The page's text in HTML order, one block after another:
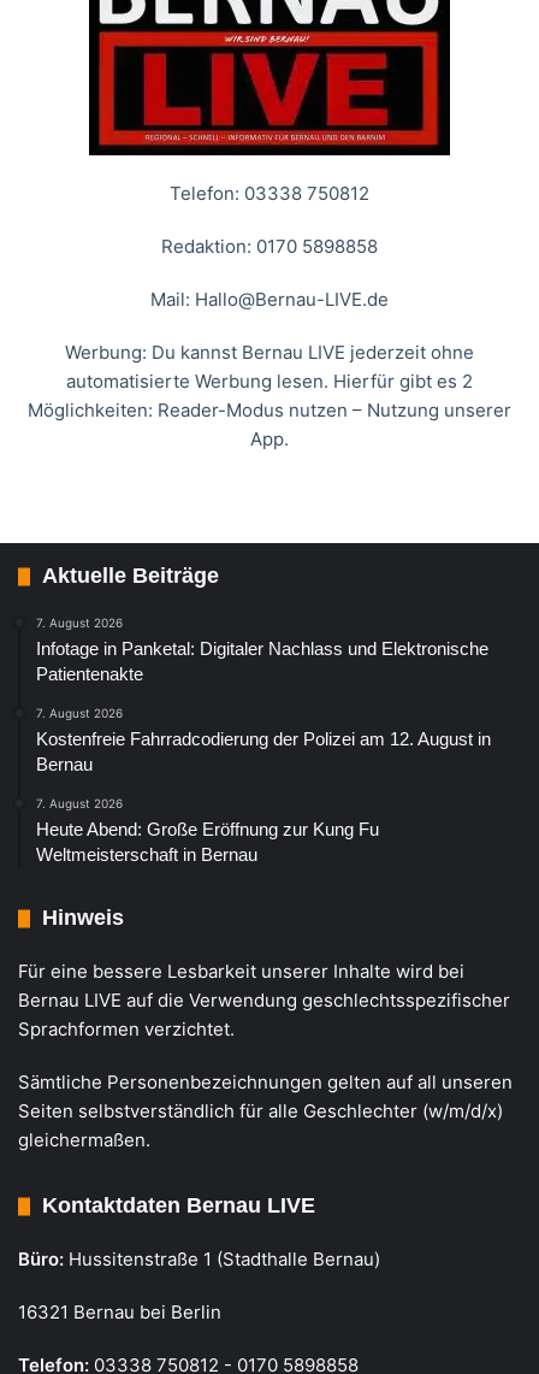
Telefon: 03338 750812
Redaktion: 0170 5898858
Mail: Hallo@Bernau-LIVE.de
Werbung: Du kannst Bernau LIVE jederzeit ohne
automatisierte Werbung lesen. Hierfür gibt es 2
Möglichkeiten: Reader-Modus nutzen – Nutzung unserer
App.
Aktuelle Beiträge
7. August 2026
Infotage in Panketal: Digitaler Nachlass und Elektronische
Patientenakte
7. August 2026
Kostenfreie Fahrradcodierung der Polizei am 12. August in
Bernau
7. August 2026
Heute Abend: Große Eröffnung zur Kung Fu
Weltmeisterschaft in Bernau
Hinweis
Für eine bessere Lesbarkeit unserer Inhalte wird bei
Bernau LIVE auf die Verwendung geschlechtsspezifischer
Sprachformen verzichtet.
Sämtliche Personenbezeichnungen gelten auf all unseren
Seiten selbstverständlich für alle Geschlechter (w/m/d/x)
gleichermaßen.
Kontaktdaten Bernau LIVE
Büro: Hussitenstraße 1 (Stadthalle Bernau)
16321 Bernau bei Berlin
Telefon: 03338 750812 - 0170 5898858